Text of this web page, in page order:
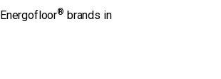
® brands in